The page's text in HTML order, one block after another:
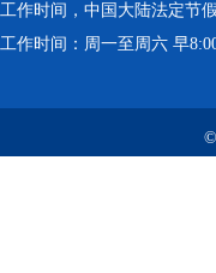
工作时间，中国大陆法定节假
工作时间：周一至周六 早
©